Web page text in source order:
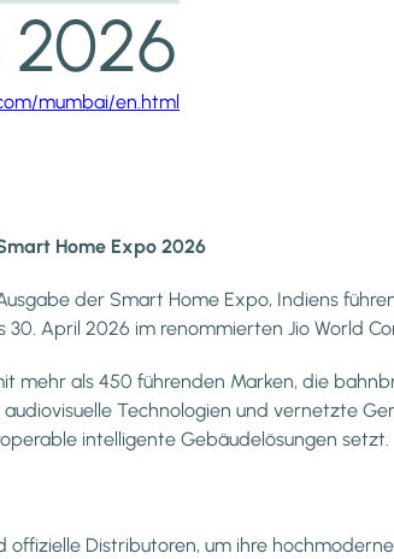
mumbai/en.html
Home Expo 2026
der Smart Home Expo, Indiens
April 2026 im renommierten Jio World
mehr als 450 führenden Marken, die
Technologien und vernetzte
intelligente Gebäudelösungen setzt.
offizielle Distributoren, um ihre